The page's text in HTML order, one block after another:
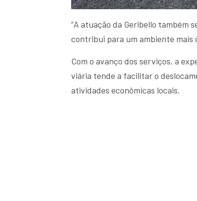
”A atuação da Geribello também
contribui para um ambiente mais
Com o avanço dos serviços, a
viária tende a facilitar o
atividades econômicas locais.